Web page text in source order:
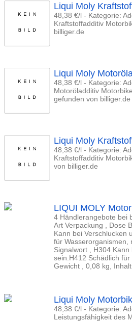
Liqui Moly
48,38 €/l - Kategorie:
Kraftstoffadditiv
billiger.de
Liqui Moly
48,38 €/l - Kategorie:
Motoröladditiv
gefunden von billiger.de
Liqui Moly
48,38 €/l - Kategorie:
Kraftstoffadditiv
von billiger.de
LIQUI MOLY
4 Händlerangebote bei
Art Verpackung , Dose
Kann bei Verschlucken
für Wasserorganismen,
Signalwort , H304
sein.H412 Schädlich
Gewicht , 0,08 kg,
Liqui Moly
48,38 €/l - Kategorie:
Leistungsfähigkeit des